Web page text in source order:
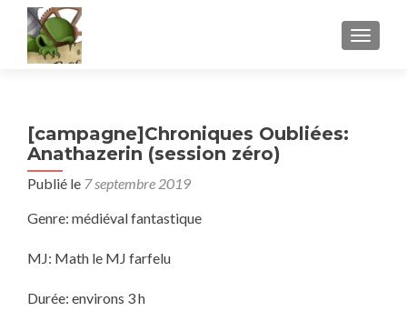
[campagne]Chroniques Oubliées:
Anathazerin (session zéro)
Publié le 7 septembre 2019
Genre: médiéval fantastique
MJ: Math le MJ farfelu
Durée: environs 3 h